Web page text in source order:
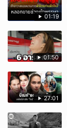
01:19
01:50
27:01